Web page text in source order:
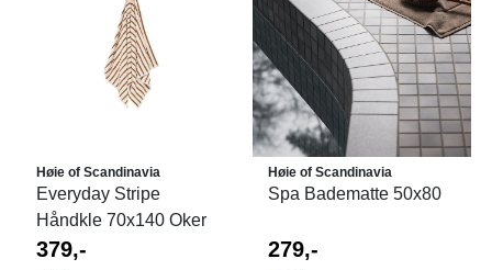
Høie of Scandinavia
Everyday Stripe
Håndkle 70x140 Oker
379,-
Høie of Scandinavia
Spa Badematte 50x80
279,-